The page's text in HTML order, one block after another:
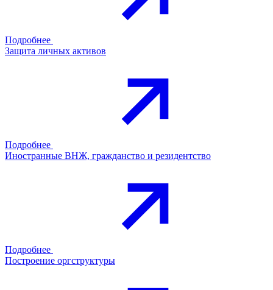
Подробнее
Защита личных активов
Подробнее
Иностранные ВНЖ, гражданство и резидентство
Подробнее
Построение оргструктуры